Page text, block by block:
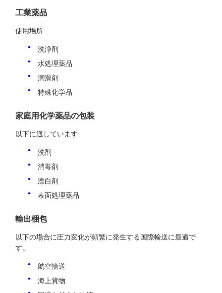
工業薬品
使用場所:
洗浄剤
水処理薬品
潤滑剤
特殊化学品
家庭用化学薬品の包装
以下に適しています:
洗剤
消毒剤
漂白剤
表面処理薬品
輸出梱包
以下の場合に圧力変化が頻繁に発生する国際輸送に最適で
す。
航空輸送
海上貨物